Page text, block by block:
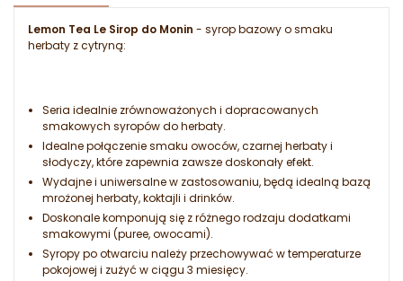
Lemon Tea Le Sirop do Monin - syrop bazowy o smaku
herbaty z cytryną:
Seria idealnie zrównoważonych i dopracowanych
smakowych syropów do herbaty.
Idealne połączenie smaku owoców, czarnej herbaty i
słodyczy, które zapewnia zawsze doskonały efekt.
Wydajne i uniwersalne w zastosowaniu, będą idealną bazą
mrożonej herbaty, koktajli i drinków.
Doskonale komponują się z różnego rodzaju dodatkami
smakowymi (puree, owocami).
Syropy po otwarciu należy przechowywać w temperaturze
pokojowej i zużyć w ciągu 3 miesięcy.